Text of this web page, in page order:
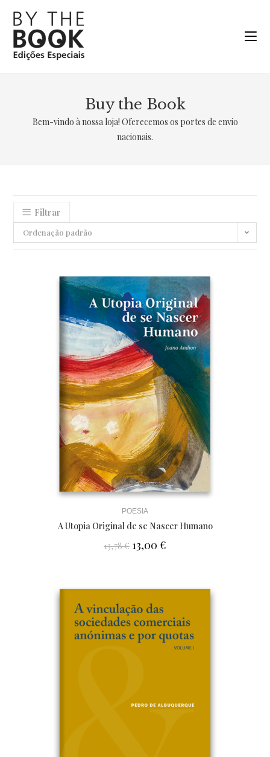
para
conteúdo
Buy the Book
Bem-vindo à nossa loja! Oferecemos os portes de envio
nacionais.
Filtrar
Ordenação padrão
POESIA
A Utopia Original de se Nascer Humano
13,78€ 13,00 €